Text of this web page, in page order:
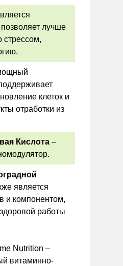
лучше
стрессом,
клеток и
отработки из
Кислота –
является
и компонентом,
работы
Nutrition –
витаминно-